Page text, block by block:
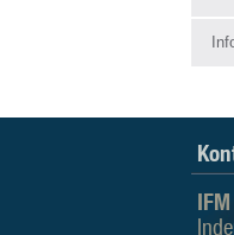
IFM